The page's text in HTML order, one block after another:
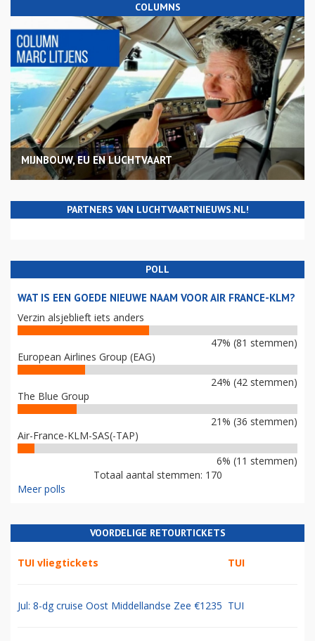
COLUMNS
MIJNBOUW, EU EN LUCHTVAART
PARTNERS VAN LUCHTVAARTNIEUWS.NL!
POLL
WAT IS EEN GOEDE NIEUWE NAAM VOOR AIR FRANCE-KLM?
Verzin alsjeblieft iets anders
47% (81 stemmen)
European Airlines Group (EAG)
24% (42 stemmen)
The Blue Group
21% (36 stemmen)
Air-France-KLM-SAS(-TAP)
6% (11 stemmen)
Totaal aantal stemmen: 170
Meer polls
VOORDELIGE RETOURTICKETS
TUI vliegtickets TUI
Jul: 8-dg cruise Oost Middellandse Zee €1235 TUI